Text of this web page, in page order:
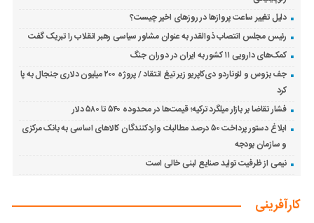
دلیل تغییر ساعت پروازها در روزهای اخیر چیست؟
رئیس مجلس انتصاب ذوالقدر به عنوان مشاور سیاسی رهبر انقلاب را تبریک گفت
کمک‌های دارویی ۱۱ کشور به ایران در دوران جنگ
جف بزوس و لئوناردو دی‌کاپریو زیر تیغ انتقاد / پروژه ۲۰۰ میلیون دلاری جنجال به پا
کرد
فشار تقاضا بر بازار میلگرد ترکیه؛ قیمت‌ها در محدوده ۵۴۰ تا ۵۸۰ دلار
ابلاغ دستور پرداخت ۵۰ درصد مطالبات واردکنندگان کالاهای اساسی به بانک مرکزی
و سازمان بودجه
نیمی از ظرفیت تولید صنایع لبنی خالی است
کارآفرینی